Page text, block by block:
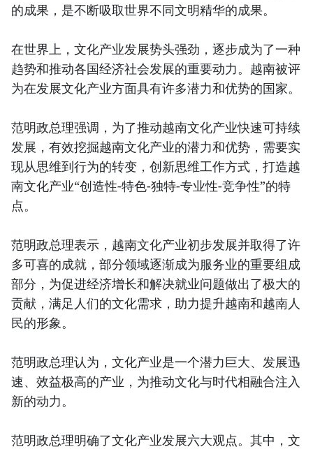
的成果，是不断吸取世界不同文明精华的成果。
在世界上，文化产业发展势头强劲，逐步成为了一种
趋势和推动各国经济社会发展的重要动力。越南被评
为在发展文化产业方面具有许多潜力和优势的国家。
范明政总理强调，为了推动越南文化产业快速可持续
发展，有效挖掘越南文化产业的潜力和优势，需要实
现从思维到行为的转变，创新思维工作方式，打造越
南文化产业“创造性-特色-独特-专业性-竞争性”的特
点。
范明政总理表示，越南文化产业初步发展并取得了许
多可喜的成就，部分领域逐渐成为服务业的重要组成
部分，为促进经济增长和解决就业问题做出了极大的
贡献，满足人们的文化需求，助力提升越南和越南人
民的形象。
范明政总理认为，文化产业是一个潜力巨大、发展迅
速、效益极高的产业，为推动文化与时代相融合注入
新的动力。
范明政总理明确了文化产业发展六大观点。其中，文